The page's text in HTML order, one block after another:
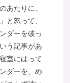
あたりに、
と怒って、
ダーを破っ
う記事があ
室にはって
ダーを、め